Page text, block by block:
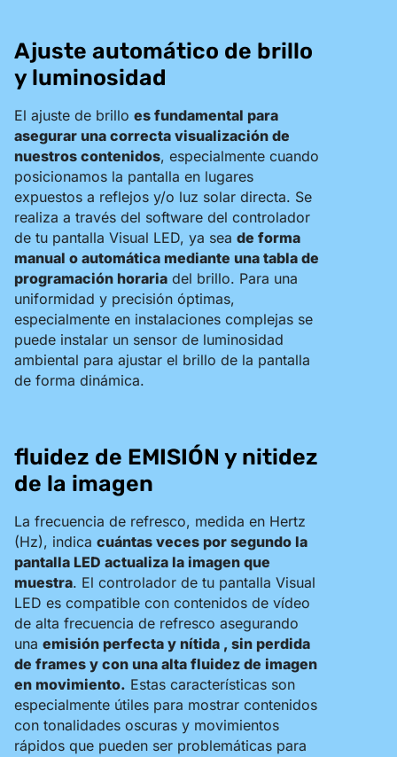
Ajuste automático de brillo
y luminosidad
El ajuste de brillo es fundamental para
asegurar una correcta visualización de
nuestros contenidos, especialmente cuando
posicionamos la pantalla en lugares
expuestos a reflejos y/o luz solar directa. Se
realiza a través del software del controlador
de tu pantalla Visual LED, ya sea de forma
manual o automática mediante una tabla de
programación horaria del brillo. Para una
uniformidad y precisión óptimas,
especialmente en instalaciones complejas se
puede instalar un sensor de luminosidad
ambiental para ajustar el brillo de la pantalla
de forma dinámica.
fluidez de EMISIÓN y nitidez
de la imagen
La frecuencia de refresco, medida en Hertz
(Hz), indica cuántas veces por segundo la
pantalla LED actualiza la imagen que
muestra. El controlador de tu pantalla Visual
LED es compatible con contenidos de vídeo
de alta frecuencia de refresco asegurando
una emisión perfecta y nítida , sin perdida
de frames y con una alta fluidez de imagen
en movimiento. Estas características son
especialmente útiles para mostrar contenidos
con tonalidades oscuras y movimientos
rápidos que pueden ser problemáticas para